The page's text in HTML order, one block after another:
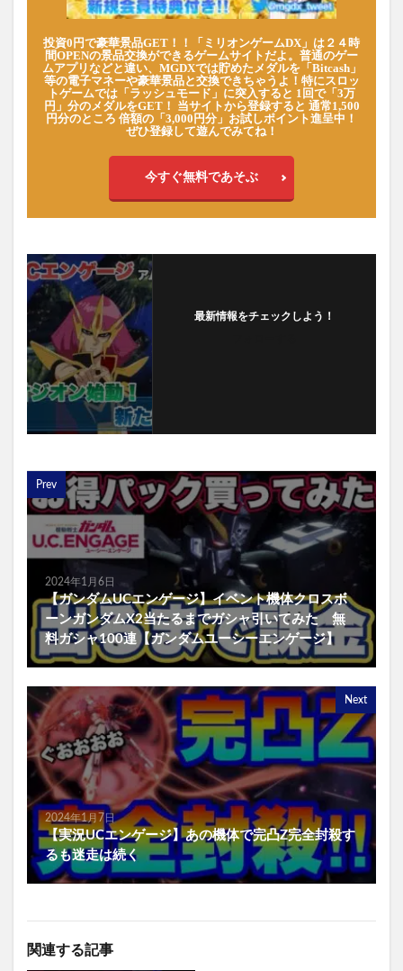
投資0円で豪華景品GET！！「ミリオンゲームDX」は２４時
間OPENの景品交換ができるゲームサイトだよ。普通のゲー
ムアプリなどと違い、MGDXでは貯めたメダルを「Bitcash」
等の電子マネーや豪華景品と交換できちゃうよ！特にスロッ
トゲームでは「ラッシュモード」に突入すると 1回で「3万
円」分のメダルをGET！ 当サイトから登録すると 通常1,500
円分のところ 倍額の「3,000円分」お試しポイント進呈中！
ぜひ登録して遊んでみてね！
今すぐ無料であそぶ
最新情報をチェックしよう！
Prev
2024年1月6日
【ガンダムUCエンゲージ】イベント機体クロスボ
ーンガンダムX2当たるまでガシャ引いてみた 無
料ガシャ100連【ガンダムユーシーエンゲージ】
Next
2024年1月7日
【実況UCエンゲージ】あの機体で完凸Z完全封殺す
るも迷走は続く
関連する記事